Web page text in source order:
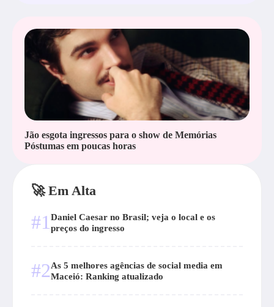
Jão esgota ingressos para o show de Memórias
Póstumas em poucas horas
🚀 Em Alta
#1 Daniel Caesar no Brasil; veja o local e os
preços do ingresso
#2As 5 melhores agências de social media em
Maceió: Ranking atualizado